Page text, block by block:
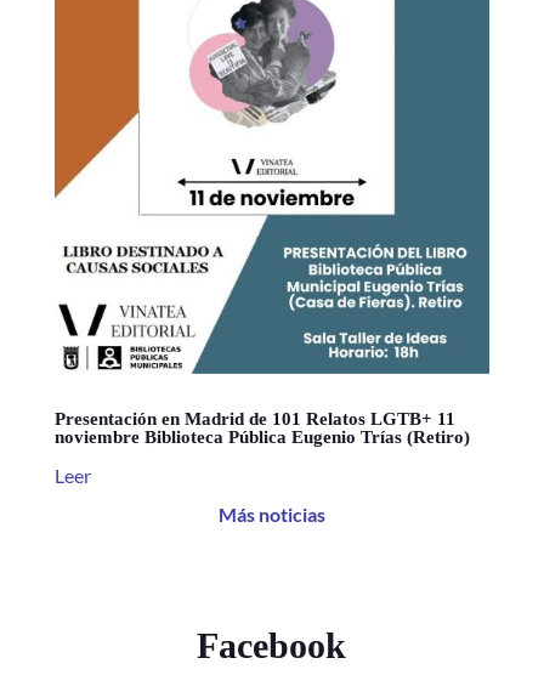
Presentación en Madrid de 101 Relatos LGTB+ 11
noviembre Biblioteca Pública Eugenio Trías (Retiro)
Leer
Más noticias
Facebook